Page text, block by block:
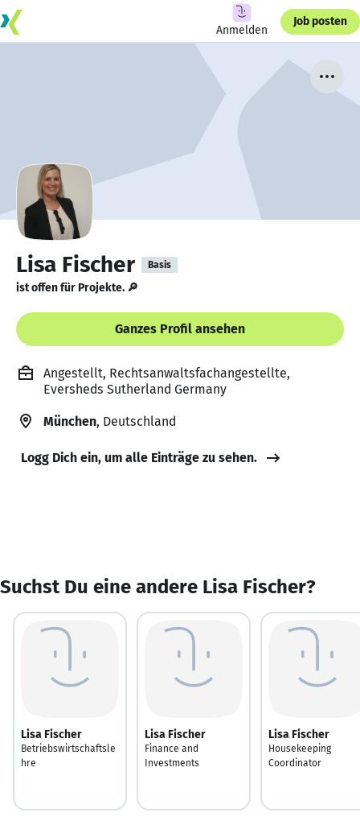
Anmelden
Job posten
Lisa Fischer Basis
ist offen für Projekte. 🔎
Ganzes Profil ansehen
Angestellt, Rechtsanwaltsfachangestellte,
Eversheds Sutherland Germany
München, Deutschland
Logg Dich ein, um alle Einträge zu sehen.
Suchst Du eine andere Lisa Fischer?
Lisa Fischer
Betriebswirtschaftsle
hre
Lisa Fischer
Finance and
Investments
Lisa Fischer
Housekeeping
Coordinator